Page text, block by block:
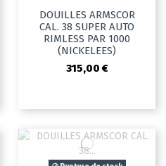
DOUILLES ARMSCOR
CAL. 38 SUPER AUTO
RIMLESS PAR 1000
(NICKELEES)
315,00 €